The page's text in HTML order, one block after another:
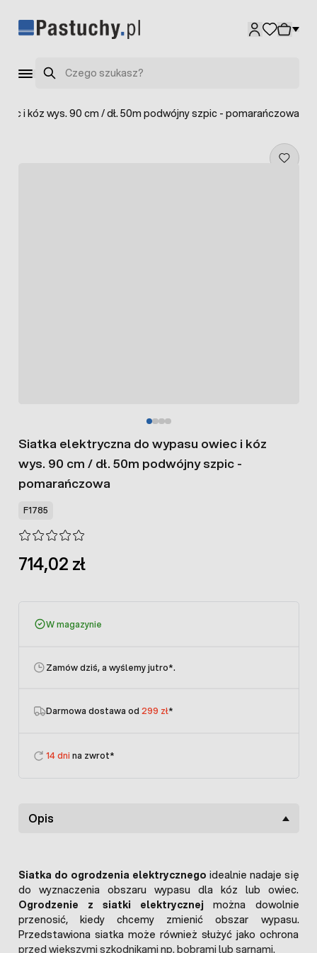
Szukaj
i kóz wys. 90 cm / dł. 50m podwójny szpic - pomarańczowa
Siatka elektryczna do wypasu owiec i kóz
wys. 90 cm / dł. 50m podwójny szpic -
pomarańczowa
F1785
714,02 zł
W magazynie
Zamów dziś, a wyślemy jutro*.
Darmowa dostawa od 299 zł*
14 dni na zwrot*
Opis
Siatka do ogrodzenia elektrycznego idealnie nadaje się
do wyznaczenia obszaru wypasu dla kóz lub owiec.
Ogrodzenie z siatki elektrycznej można dowolnie
przenosić, kiedy chcemy zmienić obszar wypasu.
Przedstawiona siatka może również służyć jako ochrona
przed większymi szkodnikami np. bobrami lub sarnami.